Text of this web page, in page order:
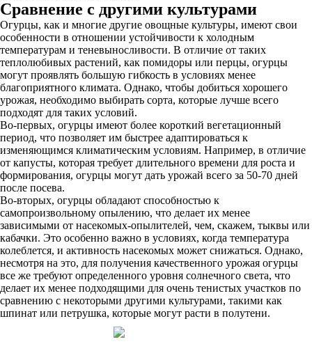
Сравнение с другими культурами
Огурцы, как и многие другие овощные культуры, имеют свои
особенности в отношении устойчивости к холодным
температурам и теневыносливости. В отличие от таких
теплолюбивых растений, как помидоры или перцы, огурцы
могут проявлять большую гибкость в условиях менее
благоприятного климата. Однако, чтобы добиться хорошего
урожая, необходимо выбирать сорта, которые лучше всего
подходят для таких условий.
Во-первых, огурцы имеют более короткий вегетационный
период, что позволяет им быстрее адаптироваться к
изменяющимся климатическим условиям. Например, в отличие
от капусты, которая требует длительного времени для роста и
формирования, огурцы могут дать урожай всего за 50-70 дней
после посева.
Во-вторых, огурцы обладают способностью к
самопроизвольному опылению, что делает их менее
зависимыми от насекомых-опылителей, чем, скажем, тыквы или
кабачки. Это особенно важно в условиях, когда температура
колеблется, и активность насекомых может снижаться. Однако,
несмотря на это, для получения качественного урожая огурцы
все же требуют определенного уровня солнечного света, что
делает их менее подходящими для очень тенистых участков по
сравнению с некоторыми другими культурами, такими как
шпинат или петрушка, которые могут расти в полутени.